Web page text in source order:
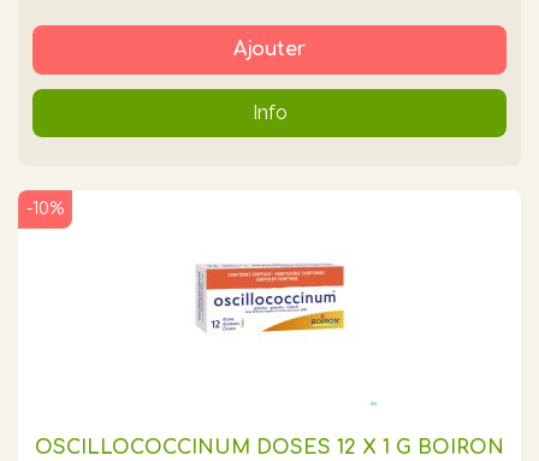
Ajouter
Info
OSCILLOCOCCINUM DOSES 12 X 1 G BOIRON
-10%